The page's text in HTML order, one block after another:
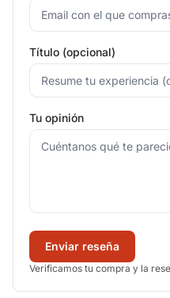
Título (opcional)
Tu opinión
Enviar reseña
Verificamos tu compra y la